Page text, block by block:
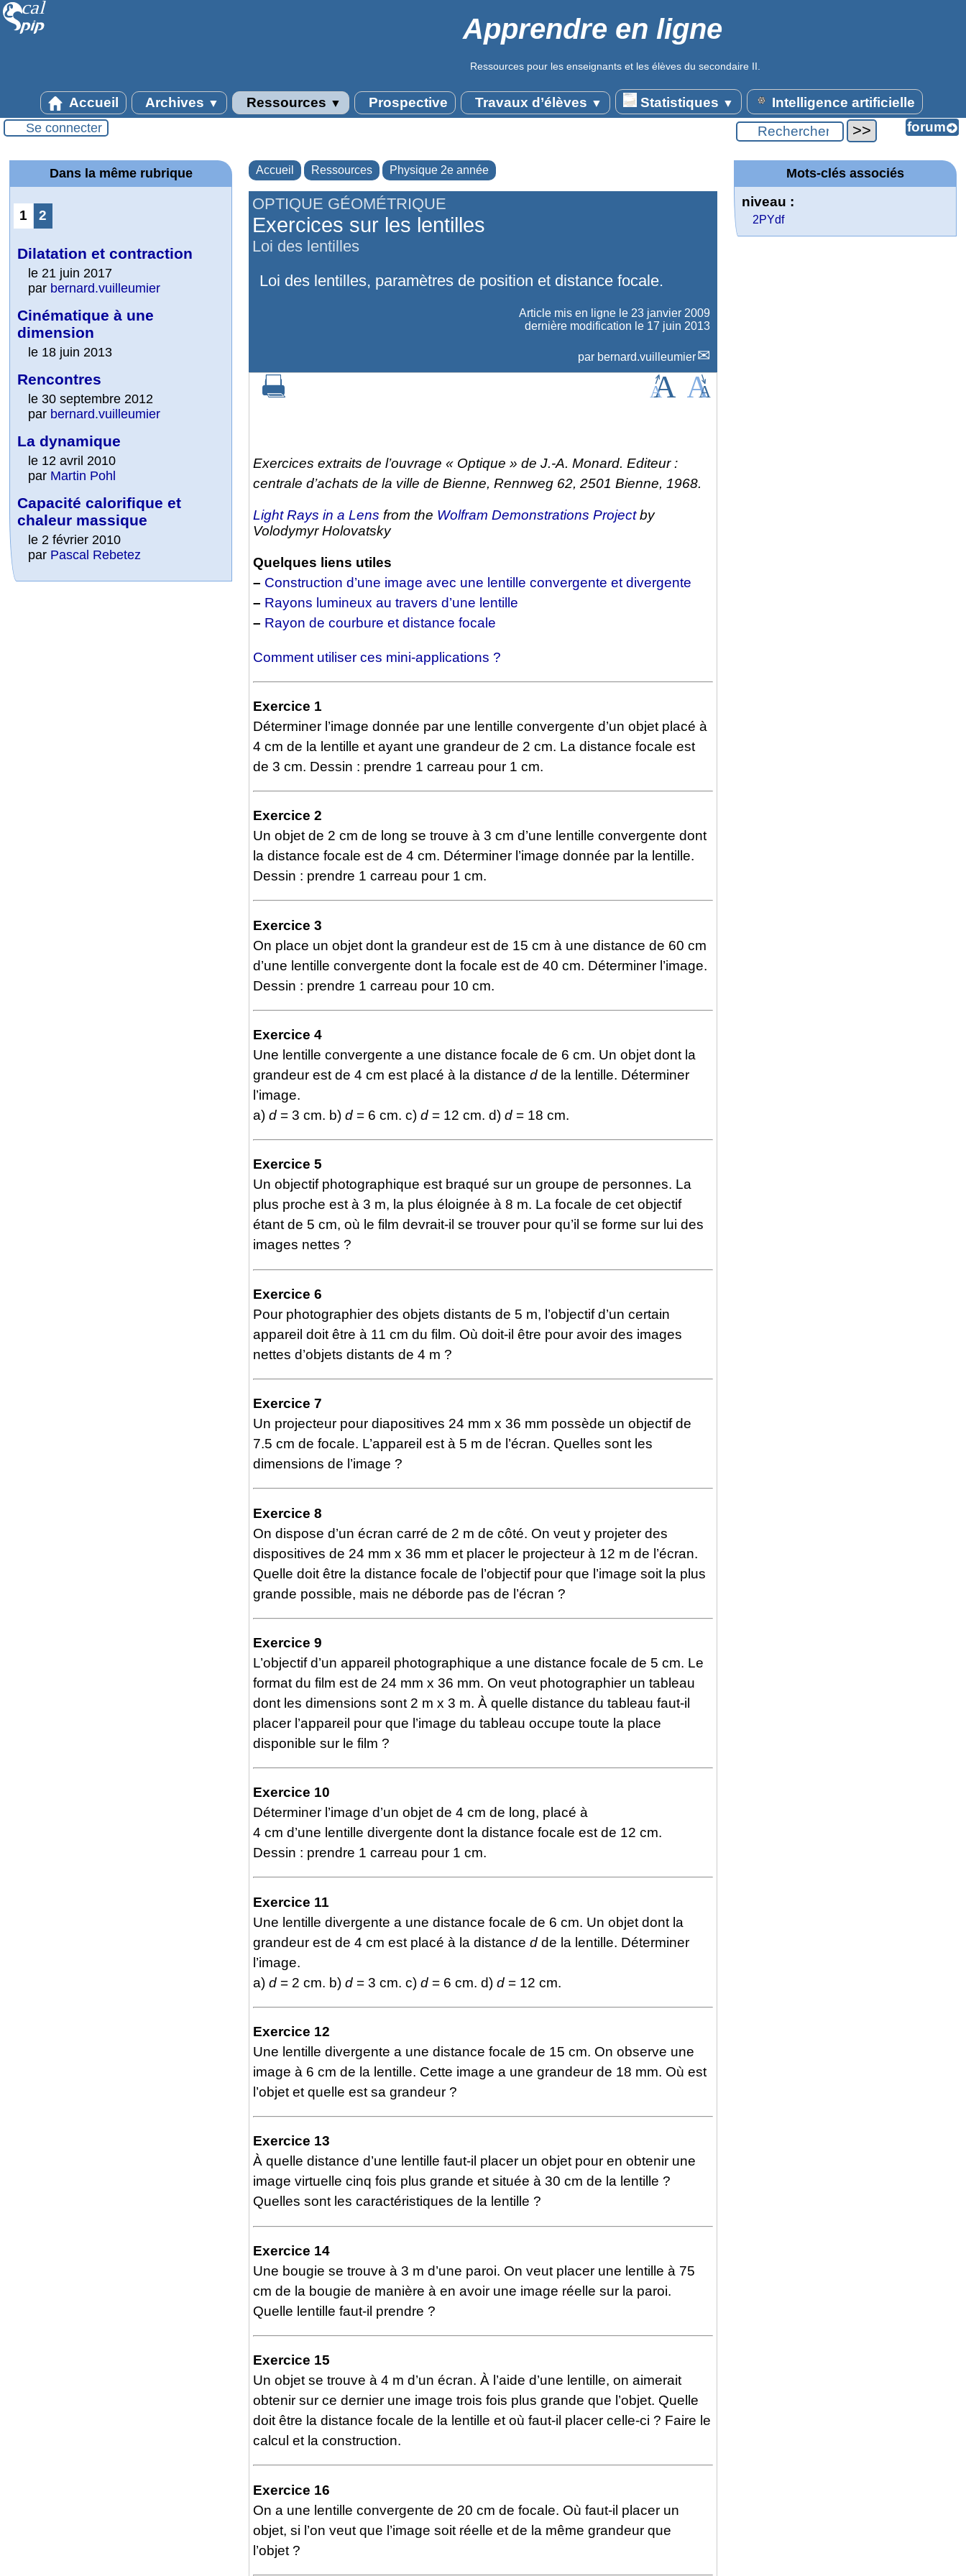
Apprendre en ligne
Ressources pour les enseignants et les élèves du secondaire II.
Accueil Archives ▼ Ressources ▼ Prospective Travaux d’élèves ▼ Statistiques ▼ Intelligence artificielle
Se connecter
Accueil Ressources Physique 2e année
OPTIQUE GÉOMÉTRIQUE
Exercices sur les lentilles
Loi des lentilles
Loi des lentilles, paramètres de position et distance focale.
Article mis en ligne le 23 janvier 2009
dernière modification le 17 juin 2013
par bernard.vuilleumier
Exercices extraits de l’ouvrage « Optique » de J.-A. Monard. Editeur :
centrale d’achats de la ville de Bienne, Rennweg 62, 2501 Bienne, 1968.
Light Rays in a Lens from the Wolfram Demonstrations Projectby
Volodymyr Holovatsky
Quelques liens utiles
– Construction d’une image avec une lentille convergente et divergente
– Rayons lumineux au travers d’une lentille
– Rayon de courbure et distance focale
Comment utiliser ces mini-applications ?
Exercice 1
Déterminer l’image donnée par une lentille convergente d’un objet placé à
4 cm de la lentille et ayant une grandeur de 2 cm. La distance focale est
de 3 cm. Dessin : prendre 1 carreau pour 1 cm.
Exercice 2
Un objet de 2 cm de long se trouve à 3 cm d’une lentille convergente dont
la distance focale est de 4 cm. Déterminer l’image donnée par la lentille.
Dessin : prendre 1 carreau pour 1 cm.
Exercice 3
On place un objet dont la grandeur est de 15 cm à une distance de 60 cm
d’une lentille convergente dont la focale est de 40 cm. Déterminer l’image.
Dessin : prendre 1 carreau pour 10 cm.
Exercice 4
Une lentille convergente a une distance focale de 6 cm. Un objet dont la
grandeur est de 4 cm est placé à la distance d de la lentille. Déterminer
l’image.
a) d = 3 cm. b) d = 6 cm. c) d = 12 cm. d) d = 18 cm.
Exercice 5
Un objectif photographique est braqué sur un groupe de personnes. La
plus proche est à 3 m, la plus éloignée à 8 m. La focale de cet objectif
étant de 5 cm, où le film devrait-il se trouver pour qu’il se forme sur lui des
images nettes ?
Exercice 6
Pour photographier des objets distants de 5 m, l’objectif d’un certain
appareil doit être à 11 cm du film. Où doit-il être pour avoir des images
nettes d’objets distants de 4 m ?
Exercice 7
Un projecteur pour diapositives 24 mm x 36 mm possède un objectif de
7.5 cm de focale. L’appareil est à 5 m de l’écran. Quelles sont les
dimensions de l’image ?
Exercice 8
On dispose d’un écran carré de 2 m de côté. On veut y projeter des
dispositives de 24 mm x 36 mm et placer le projecteur à 12 m de l’écran.
Quelle doit être la distance focale de l’objectif pour que l’image soit la plus
grande possible, mais ne déborde pas de l’écran ?
Exercice 9
L’objectif d’un appareil photographique a une distance focale de 5 cm. Le
format du film est de 24 mm x 36 mm. On veut photographier un tableau
dont les dimensions sont 2 m x 3 m. À quelle distance du tableau faut-il
placer l’appareil pour que l’image du tableau occupe toute la place
disponible sur le film ?
Exercice 10
Déterminer l’image d’un objet de 4 cm de long, placé à
4 cm d’une lentille divergente dont la distance focale est de 12 cm.
Dessin : prendre 1 carreau pour 1 cm.
Exercice 11
Une lentille divergente a une distance focale de 6 cm. Un objet dont la
grandeur est de 4 cm est placé à la distance d de la lentille. Déterminer
l’image.
a) d = 2 cm. b) d = 3 cm. c) d = 6 cm. d) d = 12 cm.
Exercice 12
Une lentille divergente a une distance focale de 15 cm. On observe une
image à 6 cm de la lentille. Cette image a une grandeur de 18 mm. Où est
l’objet et quelle est sa grandeur ?
Exercice 13
À quelle distance d’une lentille faut-il placer un objet pour en obtenir une
image virtuelle cinq fois plus grande et située à 30 cm de la lentille ?
Quelles sont les caractéristiques de la lentille ?
Exercice 14
Une bougie se trouve à 3 m d’une paroi. On veut placer une lentille à 75
cm de la bougie de manière à en avoir une image réelle sur la paroi.
Quelle lentille faut-il prendre ?
Exercice 15
Un objet se trouve à 4 m d’un écran. À l’aide d’une lentille, on aimerait
obtenir sur ce dernier une image trois fois plus grande que l’objet. Quelle
doit être la distance focale de la lentille et où faut-il placer celle-ci ? Faire le
calcul et la construction.
Exercice 16
On a une lentille convergente de 20 cm de focale. Où faut-il placer un
objet, si l’on veut que l’image soit réelle et de la même grandeur que
l’objet ?
Dans la même rubrique
1 2
Dilatation et contraction
le 21 juin 2017
par bernard.vuilleumier
Cinématique à une
dimension
le 18 juin 2013
Rencontres
le 30 septembre 2012
par bernard.vuilleumier
La dynamique
le 12 avril 2010
par Martin Pohl
Capacité calorifique et
chaleur massique
le 2 février 2010
par Pascal Rebetez
Mots-clés associés
niveau :
2PYdf